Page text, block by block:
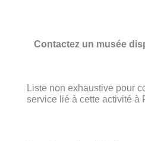
Contactez un musée
Liste non exhaustive pour
service lié à cette activité à